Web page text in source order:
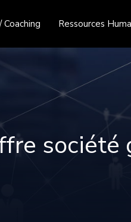
Ressources